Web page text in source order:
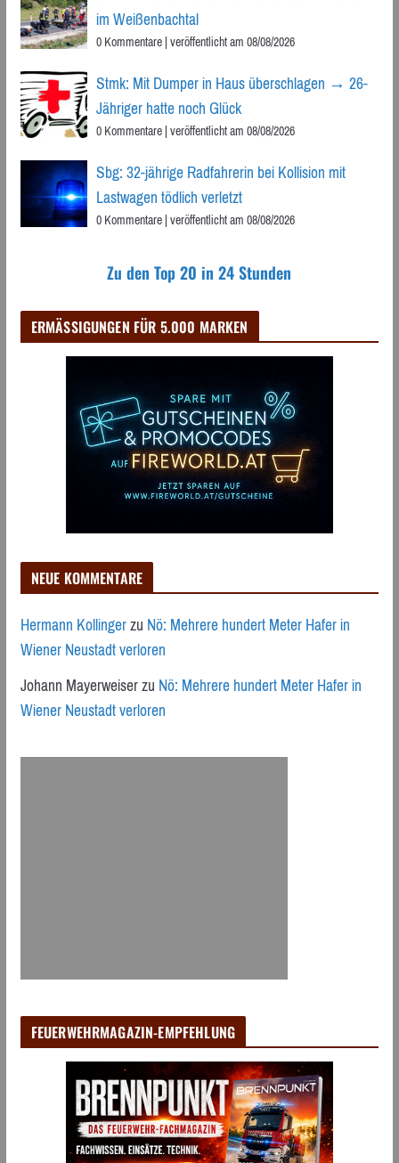
im Weißenbachtal
0 Kommentare|veröffentlicht am 08/08/2026
Stmk: Mit Dumper in Haus überschlagen → 26-
Jähriger hatte noch Glück
0 Kommentare|veröffentlicht am 08/08/2026
Sbg: 32-jährige Radfahrerin bei Kollision mit
Lastwagen tödlich verletzt
0 Kommentare|veröffentlicht am 08/08/2026
Zu den Top 20 in 24 Stunden
ERMÄSSIGUNGEN FÜR 5.000 MARKEN
NEUE KOMMENTARE
Hermann KollingerzuNö: Mehrere hundert Meter Hafer in
Wiener Neustadt verloren
Johann MayerweiserzuNö: Mehrere hundert Meter Hafer in
Wiener Neustadt verloren
FEUERWEHRMAGAZIN-EMPFEHLUNG